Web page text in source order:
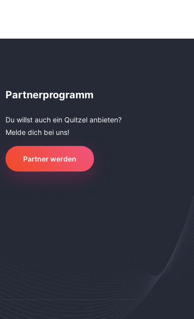
Partnerprogramm
Du willst auch ein Quitzel anbieten?
Melde dich bei uns!
Partner werden